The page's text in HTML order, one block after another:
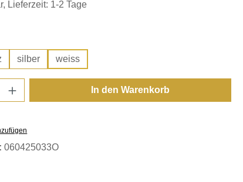
Lieferzeit: 1-2 Tage
silber weiss
Gib den gewünschten Wert ein
In den Warenkorb
060425033O